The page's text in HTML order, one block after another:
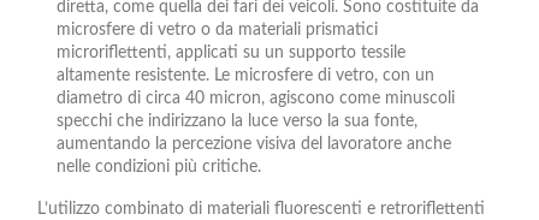
diretta, come quella dei fari dei veicoli. Sono costituite da
microsfere di vetro o da materiali prismatici
microriflettenti, applicati su un supporto tessile
altamente resistente. Le microsfere di vetro, con un
diametro di circa 40 micron, agiscono come minuscoli
specchi che indirizzano la luce verso la sua fonte,
aumentando la percezione visiva del lavoratore anche
nelle condizioni più critiche.
L’utilizzo combinato di materiali fluorescenti e retroriflettenti